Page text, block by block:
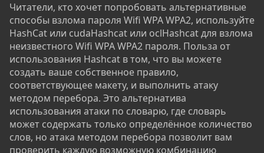
Читатели, кто хочет попробовать альтернативные
способы взлома пароля Wifi WPA WPA2, используйте
HashCat или cudaHashcat или oclHashcat для взлома
неизвестного Wifi WPA WPA2 пароля. Польза от
использования Hashcat в том, что вы можете
создать ваше собственное правило,
соответствующее макету, и выполнить атаку
методом перебора. Это альтернатива
использования атаки по словарю, где словарь
может содержать только определённое количество
слов, но атака методом перебора позволит вам
проверить каждую возможную комбинацию